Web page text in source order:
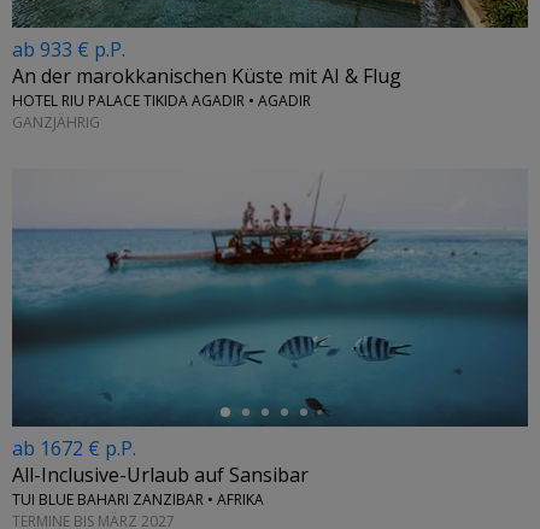
ab 933 € p.P.
An der marokkanischen Küste mit AI & Flug
HOTEL RIU PALACE TIKIDA AGADIR • AGADIR
GANZJÄHRIG
←
ab 1672 € p.P.
All-Inclusive-Urlaub auf Sansibar
TUI BLUE BAHARI ZANZIBAR • AFRIKA
TERMINE BIS MÄRZ 2027